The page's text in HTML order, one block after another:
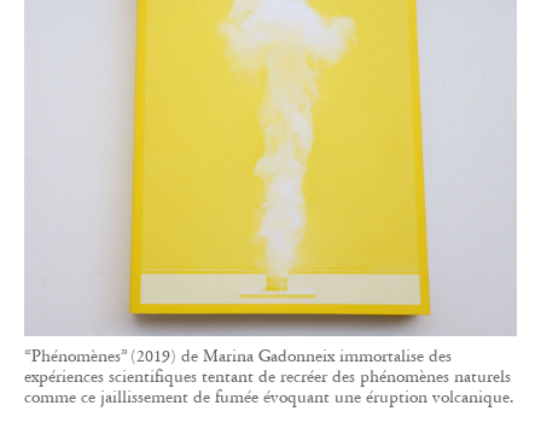
“Phénomènes” (2019) de Marina Gadonneix immortalise des
expériences scientifiques tentant de recréer des phénomènes naturels
comme ce jaillissement de fumée évoquant une éruption volcanique.